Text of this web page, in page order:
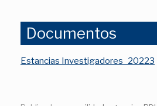
Documentos
Estancias Investigadores_20223